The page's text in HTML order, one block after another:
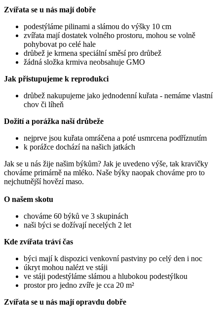
Zvířata se u nás mají dobře
podestýláme pilinami a slámou do výšky 10 cm
zvířata mají dostatek volného prostoru, mohou se volně
pohybovat po celé hale
drůbež je krmena speciální směsí pro drůbež
žádná složka krmiva neobsahuje GMO
Jak přistupujeme k reprodukci
drůbež nakupujeme jako jednodenní kuřata - nemáme vlastní
chov či líheň
Dožití a porážka naší drůbeže
nejprve jsou kuřata omráčena a poté usmrcena podříznutím
k porážce dochází na našich jatkách
Jak se u nás žije našim býkům? Jak je uvedeno výše, tak kravičky
chováme primárně na mléko. Naše býky naopak chováme pro to
nejchutnější hovězí maso.
O našem skotu
chováme 60 býků ve 3 skupinách
naši býci se dožívají necelých 2 let
Kde zvířata tráví čas
býci mají k dispozici venkovní pastviny po celý den i noc
úkryt mohou nalézt ve stáji
ve stáji podestýláme slámou a hlubokou podestýlkou
prostor pro jedno zvíře je cca 20 m²
Zvířata se u nás mají opravdu dobře